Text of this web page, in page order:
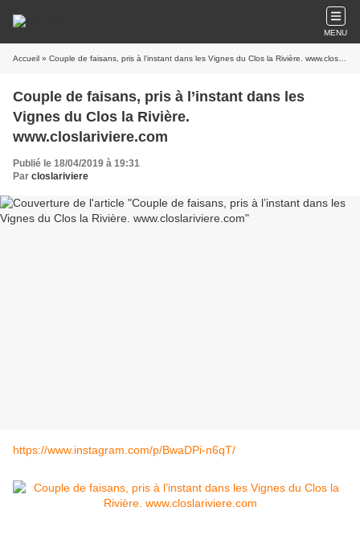
MENU
Accueil » Couple de faisans, pris à l’instant dans les Vignes du Clos la Rivière. www.closlariviere.com
Couple de faisans, pris à l’instant dans les
Vignes du Clos la Rivière.
www.closlariviere.com
Publié le 18/04/2019 à 19:31
Par closlariviere
https://www.instagram.com/p/BwaDPi-n6qT/